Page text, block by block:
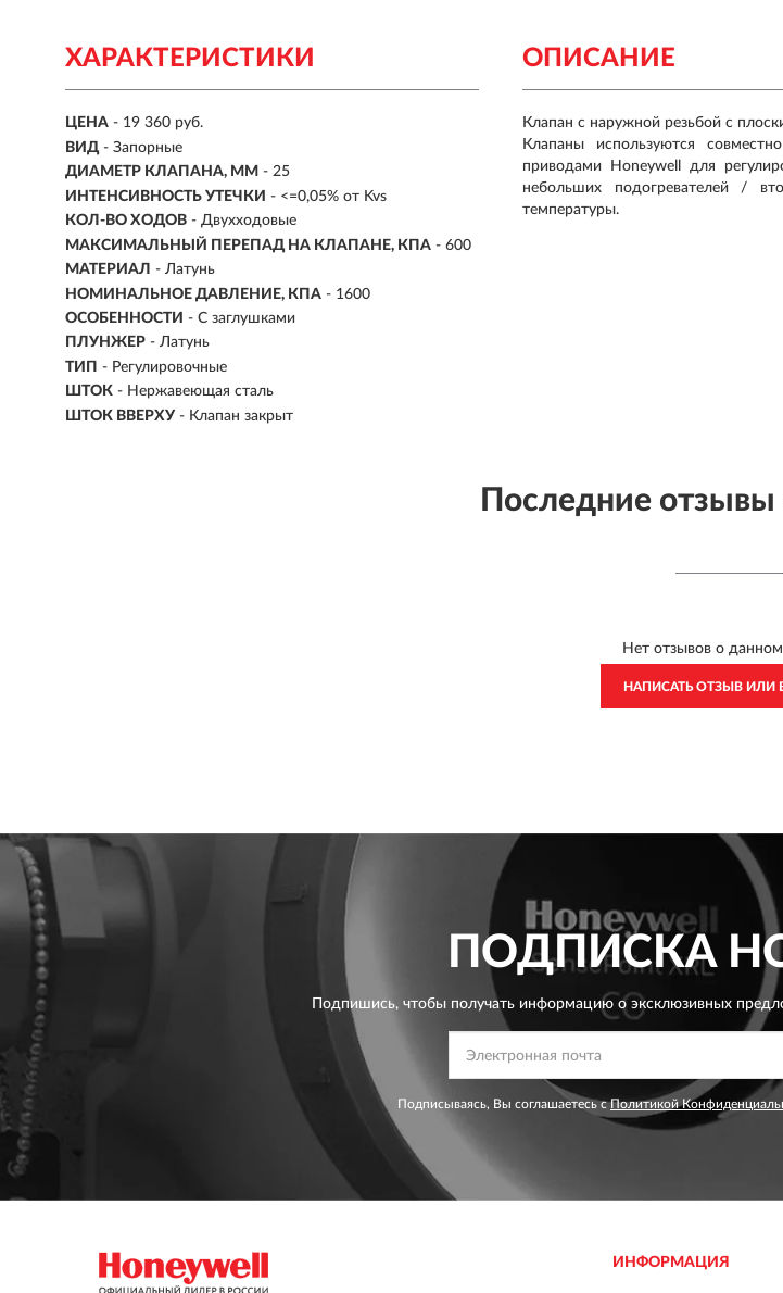
ХАРАКТЕРИСТИКИ
ЦЕНА - 19 360 руб.
ВИД - Запорные
ДИАМЕТР КЛАПАНА, ММ - 25
ИНТЕНСИВНОСТЬ УТЕЧКИ - <=0,05% от Kvs
КОЛ-ВО ХОДОВ - Двухходовые
МАКСИМАЛЬНЫЙ ПЕРЕПАД НА КЛАПАНЕ, КПА - 600
МАТЕРИАЛ - Латунь
НОМИНАЛЬНОЕ ДАВЛЕНИЕ, КПА - 1600
ОСОБЕННОСТИ - С заглушками
ПЛУНЖЕР - Латунь
ТИП - Регулировочные
ШТОК - Нержавеющая сталь
ШТОК ВВЕРХУ - Клапан закрыт
ОПИСАНИЕ
Клапан с наружной резьбой с
Клапаны используются
приводами Honeywell для
небольших подогревателей /
температуры.
Последние
Нет отзывов о данном
НАПИСАТЬ ОТЗЫВ ИЛИ
ПОДПИСКА
Подпишись, чтобы получать информацию о эксклюзивных
Подписываясь, Вы соглашаетесь сПолитикой
ИНФОРМАЦИЯ